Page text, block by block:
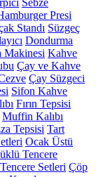
Sebze
Presi
Standı Süzgeç
Dondurma
Makinesi Kahve
Çay ve Kahve
Çay Süzgeci
Sifon Kahve
Fırın Tepsisi
Muffin Kalıbı
Tepsisi Tart
Ocak Üstü
Tencere
Setleri Çöp